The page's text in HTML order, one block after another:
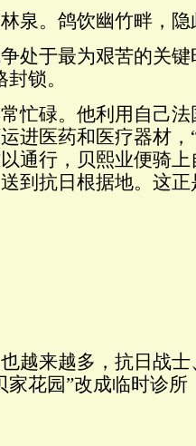
泉。鸽饮幽竹畔，
处于最为艰苦的关
锁。
忙碌。他利用自己
进医药和医疗器材，
通行，贝熙业便骑
到抗日根据地。这
越来越多，抗日战
花园”改成临时诊所